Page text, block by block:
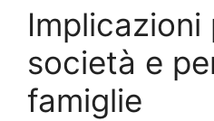
Implicazioni
società e
famiglie